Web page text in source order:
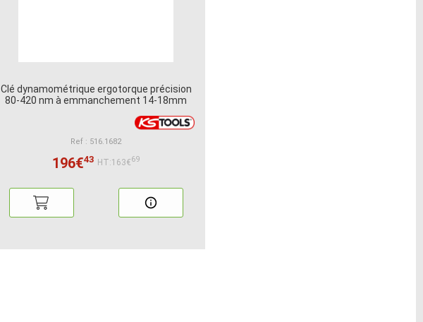
Clé dynamométrique ergotorque précision
80-420 nm à emmanchement 14-18mm
Ref : 516.1682
196€43 HT:163€69